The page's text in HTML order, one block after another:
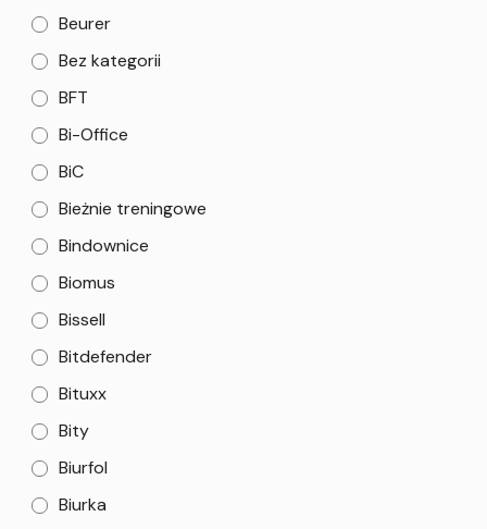
Beurer
Bez kategorii
BFT
Bi-Office
BiC
Bieżnie treningowe
Bindownice
Biomus
Bissell
Bitdefender
Bituxx
Bity
Biurfol
Biurka